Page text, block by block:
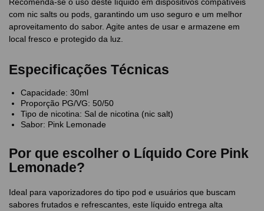
com nic salts ou pods, garantindo um uso seguro e um melhor
aproveitamento do sabor. Agite antes de usar e armazene em
local fresco e protegido da luz.
Especificações Técnicas
Capacidade: 30ml
Proporção PG/VG: 50/50
Tipo de nicotina: Sal de nicotina (nic salt)
Sabor: Pink Lemonade
Por que escolher o Líquido Core Pink
Lemonade?
Ideal para vaporizadores do tipo pod e usuários que buscam
sabores frutados e refrescantes, este líquido entrega alta